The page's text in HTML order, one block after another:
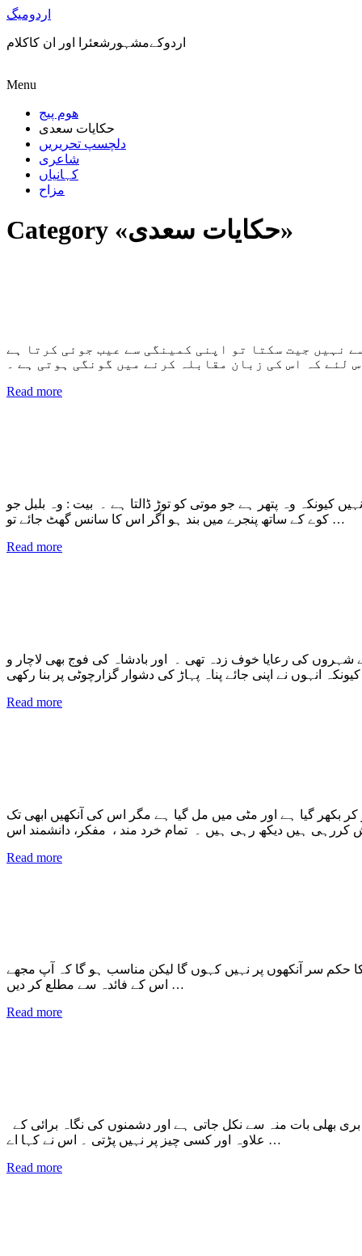
اردومیگ
اردوکےمشہورشعئرا اور ان کاکلام
Menu
ھوم پیج
حکایات سعدی
دلچسپ تحریریں
شاعری
کہانیاں
مزاح
Category «حکایات سعدی»
نہیں جیت سکتا تو اپنی کمینگی سے عیب جوئی کرتا ہے
لئے کہ اس کی زبان مقابلہ کرنے میں گونگی ہوتی ہے ۔
Read more
کیونکہ وہ پتھر ہے جو موتی کو توڑ ڈالتا ہے ۔ بیت : وہ بلبل جو
کوے کے ساتھ پنجرے میں بند ہو اگر اس کا سانس گھٹ جائے تو …
Read more
شہروں کی رعایا خوف زدہ تھی ۔ اور بادشاہ کی فوج بھی لاچار و
Read more
گیا ہے اور مٹی میں مل گیا ہے مگر اس کی آنکھیں ابھی تک
Read more
کا حکم سر آنکھوں پر نہیں کہوں گا لیکن مناسب ہو گا کہ آپ مجھے
اس کے فائدہ سے مطلع کر دیں …
Read more
علاوہ اور کسی چیز پر نہیں پڑتی ۔ اس نے کہا اے …
Read more